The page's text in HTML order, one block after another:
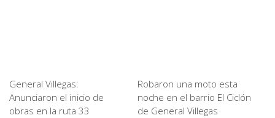
General Villegas:
Anunciaron el inicio de
obras en la ruta 33
Robaron una moto esta
noche en el barrio El Ciclón
de General Villegas